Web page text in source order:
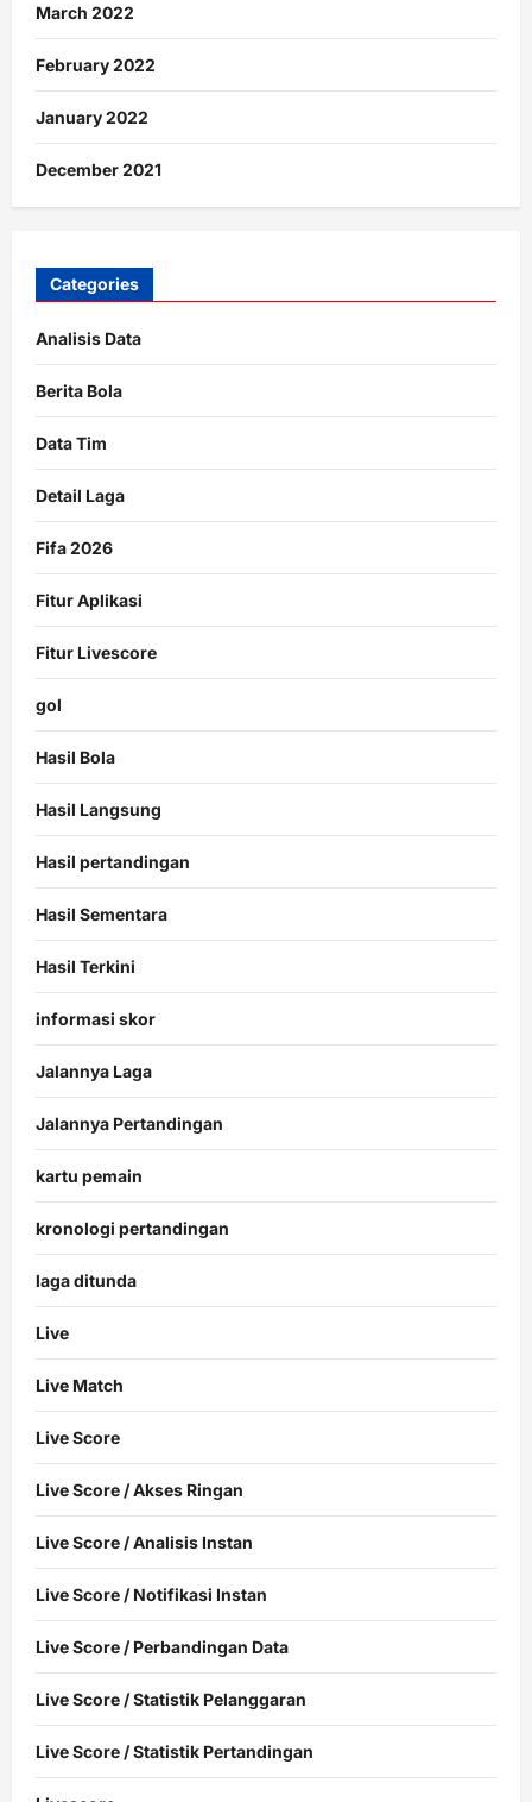
March 2022
February 2022
January 2022
December 2021
Categories
Analisis Data
Berita Bola
Data Tim
Detail Laga
Fifa 2026
Fitur Aplikasi
Fitur Livescore
gol
Hasil Bola
Hasil Langsung
Hasil pertandingan
Hasil Sementara
Hasil Terkini
informasi skor
Jalannya Laga
Jalannya Pertandingan
kartu pemain
kronologi pertandingan
laga ditunda
Live
Live Match
Live Score
Live Score / Akses Ringan
Live Score / Analisis Instan
Live Score / Notifikasi Instan
Live Score / Perbandingan Data
Live Score / Statistik Pelanggaran
Live Score / Statistik Pertandingan